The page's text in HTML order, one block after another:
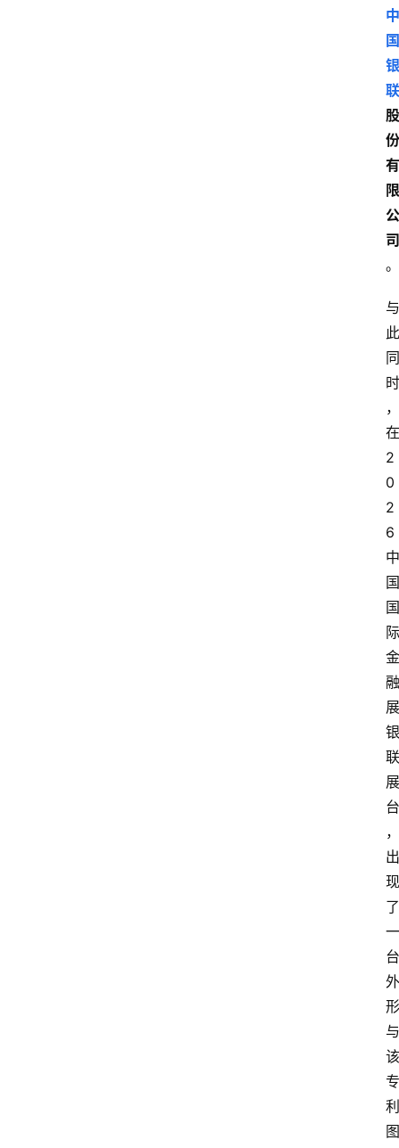
中
国
银
联
股
份
有
限
公
司
。
与
此
同
时
，
在
2
0
2
6
中
国
国
际
金
融
展
银
联
展
台
，
出
现
了
一
台
外
形
与
该
专
利
图